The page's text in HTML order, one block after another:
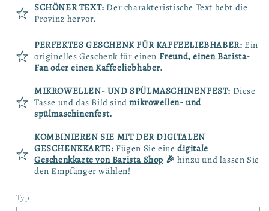
SCHÖNER TEXT: Der charakteristische Text hebt die
Provinz hervor.
PERFEKTES GESCHENK FÜR KAFFEELIEBHABER: Ein
originelles Geschenk für einen Freund, einen Barista-
Fan oder einen Kaffeeliebhaber.
MIKROWELLEN- UND SPÜLMASCHINENFEST: Diese
Tasse und das Bild sindmikrowellen- und
spülmaschinenfest.
KOMBINIEREN SIE MIT DER DIGITALEN
GESCHENKKARTE: Fügen Sie einedigitale
Geschenkkarte von Barista Shop 🎉 hinzu und lassen Sie
den Empfänger wählen!
Typ